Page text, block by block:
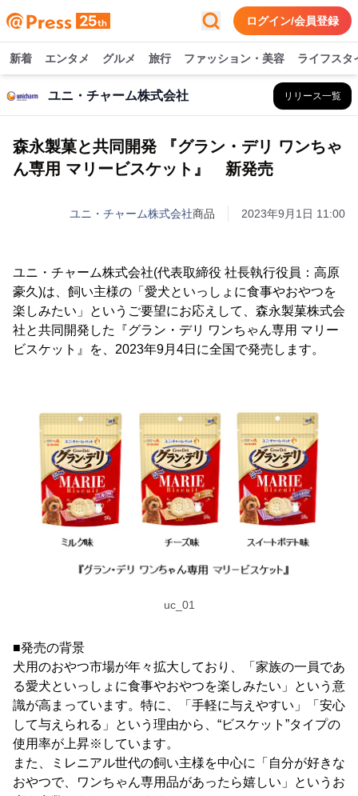
ログイン/会員登録
新着 エンタメ グルメ 旅行 ファッション・美容 ライフスタ
ユニ・チャーム株式会社 リリース一覧
森永製菓と共同開発 『グラン・デリ ワンちゃ
ん専用 マリービスケット』 新発売
ユニ・チャーム株式会社商品 2023年9月1日 11:00
ユニ・チャーム株式会社(代表取締役 社長執行役員：高原
豪久)は、飼い主様の「愛犬といっしょに食事やおやつを
楽しみたい」というご要望にお応えして、森永製菓株式会
社と共同開発した『グラン・デリ ワンちゃん専用 マリー
ビスケット』を、2023年9月4日に全国で発売します。
uc_01
■発売の背景
犬用のおやつ市場が年々拡大しており、「家族の一員であ
る愛犬といっしょに食事やおやつを楽しみたい」という意
識が高まっています。特に、「手軽に与えやすい」「安心
して与えられる」という理由から、“ビスケット”タイプの
使用率が上昇※しています。
また、ミレニアル世代の飼い主様を中心に「自分が好きな
おやつで、ワンちゃん専用品があったら嬉しい」というお